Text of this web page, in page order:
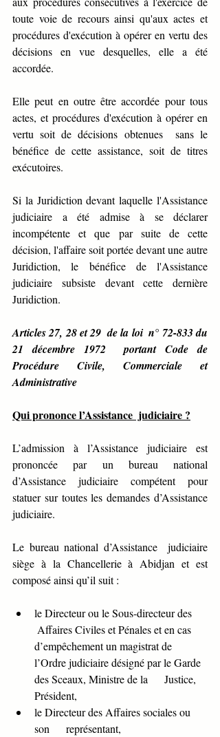
toute voie de recours ainsi qu'aux actes et
procédures d'exécution à opérer en vertu des
décisions en vue desquelles, elle a été
accordée.
Elle peut en outre être accordée pour tous
actes, et procédures d'exécution à opérer en
vertu soit de décisions obtenues  sans le
bénéfice de cette assistance, soit de titres
exécutoires.
Si la Juridiction devant laquelle l'Assistance
judiciaire a été admise à se déclarer
incompétente et que par suite de cette
décision, l'affaire soit portée devant une autre
Juridiction, le bénéfice de l'Assistance
judiciaire subsiste devant cette dernière
Juridiction.
Articles 27, 28 et 29  de la loi  n° 72-833 du
21 décembre 1972  portant Code de
Procédure Civile, Commerciale et
Administrative
Qui prononce l’Assistance  judiciaire ?
L’admission à l’Assistance judiciaire est
prononcée par un bureau national
d’Assistance judiciaire compétent pour
statuer sur toutes les demandes d’Assistance
judiciaire.
Le bureau national d’Assistance  judiciaire
siège à la Chancellerie à Abidjan et est
composé ainsi qu’il suit :
le Directeur ou le Sous-directeur des
Affaires Civiles et Pénales et en cas
d’empêchement un magistrat de
l’Ordre judiciaire désigné par le Garde
des Sceaux, Ministre de la      Justice,
Président,
le Directeur des Affaires sociales ou
son      représentant,